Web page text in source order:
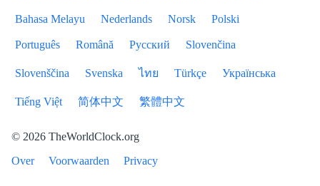
Bahasa Melayu Nederlands Norsk Polski
Português Română Русский Slovenčina
Slovenščina Svenska ไทย Türkçe Українська
Tiếng Việt 简体中文 繁體中文
© 2026 TheWorldClock.org
Over
Voorwaarden Privacy